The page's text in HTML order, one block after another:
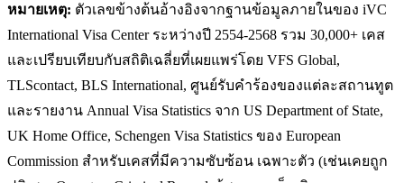
หมายเหตุ: ตัวเลขข้างต้นอ้างอิงจากฐานข้อมูลภายในของ iVC
International Visa Center ระหว่างปี 2554-2568 รวม 30,000+ เคส
และเปรียบเทียบกับสถิติเฉลี่ยที่เผยแพร่โดย VFS Global,
TLScontact, BLS International, ศูนย์รับคำร้องของแต่ละสถานทูต
และรายงาน Annual Visa Statistics จาก US Department of State,
UK Home Office, Schengen Visa Statistics ของ European
Commission สำหรับเคสที่มีความซับซ้อน เฉพาะตัว (เช่นเคยถูก